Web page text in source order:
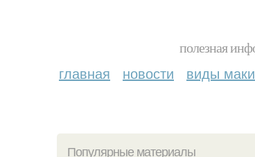
полезная
главная новости виды
Популярные материалы